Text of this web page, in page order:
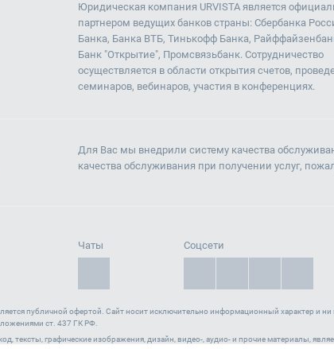
Юридическая компания URVISTA является
партнером ведущих банков страны: Сбербанка
Банка, Банка ВТБ, Тинькофф Банка,
Банк "Открытие", Промсвязьбанк. Сотрудничество
осуществляется в области открытия счетов,
семинаров, вебинаров, участия в конференциях.
Для Вас мы внедрили систему качества
качества обслуживания при получении услуг,
Чаты Соцсети
публичной офертой. Cайт носит исключительно информационный характер и ни
ст. 437 ГК РФ.
тексты, графические изображения, дизайн, видео-, аудио- и прочие материалы,